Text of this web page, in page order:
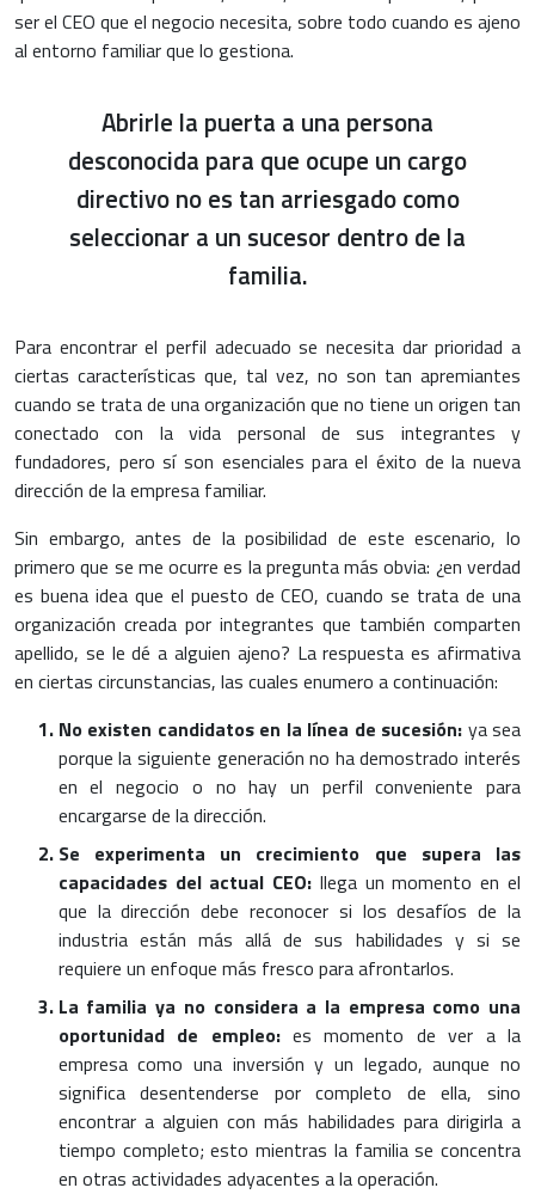
ser el CEO que el negocio necesita, sobre todo cuando es ajeno
al entorno familiar que lo gestiona.
Abrirle la puerta a una persona
desconocida para que ocupe un cargo
directivo no es tan arriesgado como
seleccionar a un sucesor dentro de la
familia.
Para encontrar el perfil adecuado se necesita dar prioridad a
ciertas características que, tal vez, no son tan apremiantes
cuando se trata de una organización que no tiene un origen tan
conectado con la vida personal de sus integrantes y
fundadores, pero sí son esenciales para el éxito de la nueva
dirección de la empresa familiar.
Sin embargo, antes de la posibilidad de este escenario, lo
primero que se me ocurre es la pregunta más obvia: ¿en verdad
es buena idea que el puesto de CEO, cuando se trata de una
organización creada por integrantes que también comparten
apellido, se le dé a alguien ajeno? La respuesta es afirmativa
en ciertas circunstancias, las cuales enumero a continuación:
No existen candidatos en la línea de sucesión: ya sea
porque la siguiente generación no ha demostrado interés
en el negocio o no hay un perfil conveniente para
encargarse de la dirección.
Se experimenta un crecimiento que supera las
capacidades del actual CEO: llega un momento en el
que la dirección debe reconocer si los desafíos de la
industria están más allá de sus habilidades y si se
requiere un enfoque más fresco para afrontarlos.
La familia ya no considera a la empresa como una
oportunidad de empleo:es momento de ver a la
empresa como una inversión y un legado, aunque no
significa desentenderse por completo de ella, sino
encontrar a alguien con más habilidades para dirigirla a
tiempo completo; esto mientras la familia se concentra
en otras actividades adyacentes a la operación.